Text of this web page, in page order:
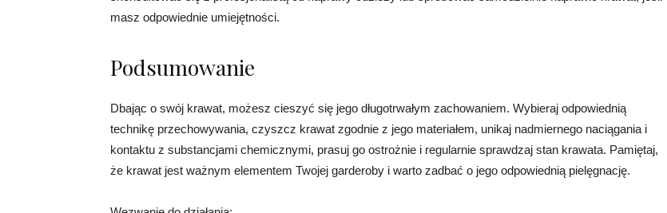
masz odpowiednie umiejętności.
Podsumowanie
Dbając o swój krawat, możesz cieszyć się jego długotrwałym zachowaniem. Wybieraj odpowiednią
technikę przechowywania, czyszcz krawat zgodnie z jego materiałem, unikaj nadmiernego naciągania i
kontaktu z substancjami chemicznymi, prasuj go ostrożnie i regularnie sprawdzaj stan krawata. Pamiętaj,
że krawat jest ważnym elementem Twojej garderoby i warto zadbać o jego odpowiednią pielęgnację.